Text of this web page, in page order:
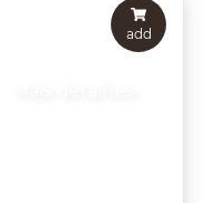
add